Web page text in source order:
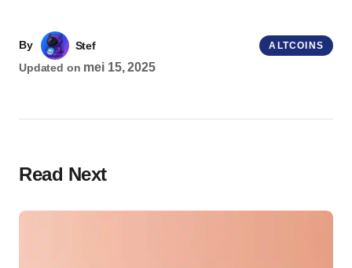
By
Stef
Updated on mei 15, 2025
ALTCOINS
Read Next